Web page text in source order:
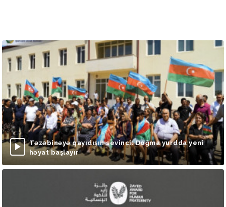
Təzəbinəyə qayıdışın sevinci: Doğma yurdda yeni
həyat başlayır